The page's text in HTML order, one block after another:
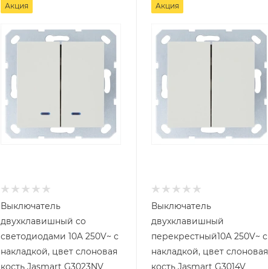
Акция
Выключатель
двухклавишный со
светодиодами 10A 250V~ с
накладкой, цвет слоновая
кость Jasmart G3023NV
Акция
Выключатель
двухклавишный
перекрестный10A 250V~ с
накладкой, цвет слоновая
кость Jasmart G3014V